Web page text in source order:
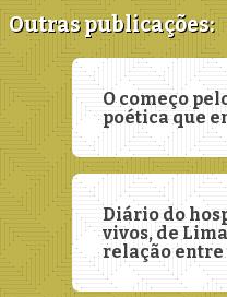
Outras publicações:
O começo
poética que
Diário do
vivos, de
relação entre